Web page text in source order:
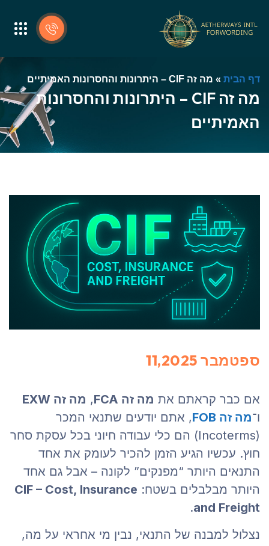
דף הבית» מה זה CIF – היתרונות והחסרונות האמיתיים
מה זה CIF – היתרונות והחסרונות
האמיתיים
ספטמבר 11,2025
אם כבר קראתם אתמה זה FCA ,מה זה EXW
מה זה FOB
, אתם יודעים שתנאי המכר
(Incoterms) הם כלי עבודה חיוני בכל עסקת סחר
חוץ. עכשיו הגיע הזמן להכיר לעומק את אחד
התנאים היותר “מפנקים” לקונה – אבל גם אחד
היותר מבלבלים בשטח:CIF – Cost, Insurance
and Freight
.
נצלול למבנה של התנאי, נבין מי אחראי על מה,